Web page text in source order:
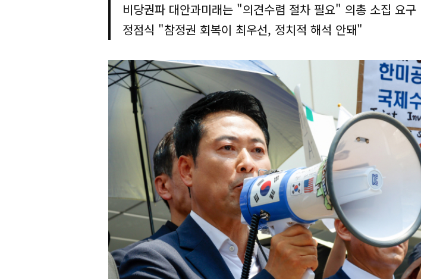
비당권파 대안과미래는 "의견수렴 절차 필요" 의총 소집 요구
정점식 "참정권 회복이 최우선, 정치적 해석 안돼"